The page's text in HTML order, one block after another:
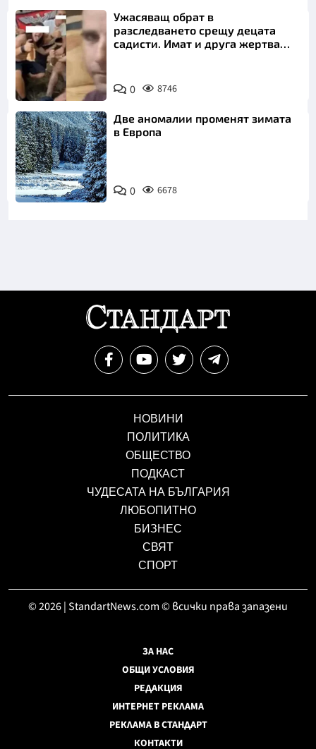
Ужасяващ обрат в
разследването срещу децата
садисти. Имат и друга жертва
0 8746
Две аномалии променят зимата
в Европа
0 6678
НОВИНИ
ПОЛИТИКА
ОБЩЕСТВО
ПОДКАСТ
ЧУДЕСАТА НА БЪЛГАРИЯ
ЛЮБОПИТНО
БИЗНЕС
СВЯТ
СПОРТ
© 2026 | StandartNews.com © всички права запазени
ЗА НАС
ОБЩИ УСЛОВИЯ
РЕДАКЦИЯ
ИНТЕРНЕТ РЕКЛАМА
РЕКЛАМА В СТАНДАРТ
КОНТАКТИ